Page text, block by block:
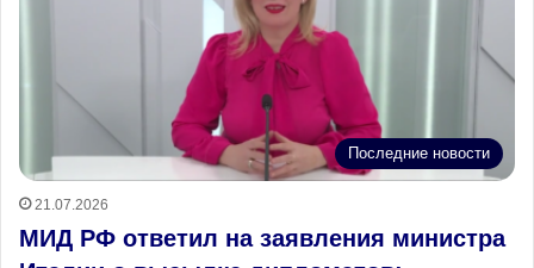
Последние новости
21.07.2026
МИД РФ ответил на заявления министра